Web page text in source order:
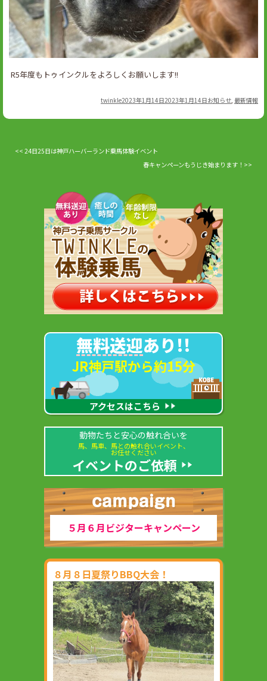
R5年度もトゥインクルをよろしくお願いします!!
Author
twinklePosted
2023年1月14日2023年1月14日Categories
お知らせ, 最新情報
24日25日は神戸ハーバーランド乗馬体験イベント
春キャンペーンもうじき始まります！
無料送迎あり!!
JR神戸駅から約15分
アクセスはこちら
動物たちと安心の触れ合いを
馬、馬車、馬との触れ合いイベント、
お任せください
イベントのご依頼
５月６月ビジターキャンペーン
８月８日夏祭りBBQ大会！